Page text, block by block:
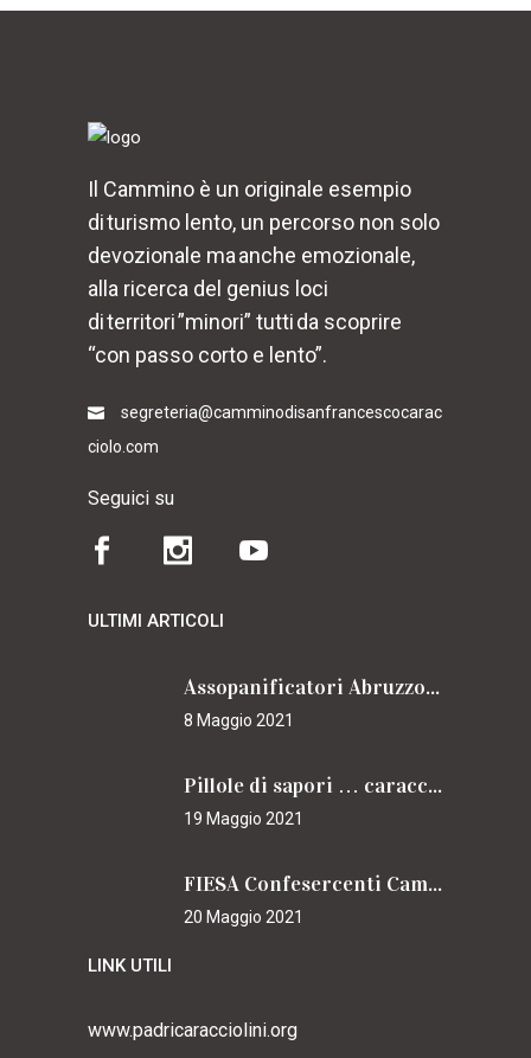
Il Cammino è un originale esempio
di turismo lento, un percorso non solo
devozionale ma anche emozionale,
alla ricerca del genius loci
di territori ”minori” tutti da scoprire
“con passo corto e lento”.
segreteria@camminodisanfrancescocarac
ciolo.com
Seguici su
ULTIMI ARTICOLI
Assopanificatori Abruzzo e Molise insieme per il Cammino
8 Maggio 2021
Pillole di sapori … caracciolini
19 Maggio 2021
FIESA Confesercenti Campania per il Cammino
20 Maggio 2021
LINK UTILI
www.padricaracciolini.org